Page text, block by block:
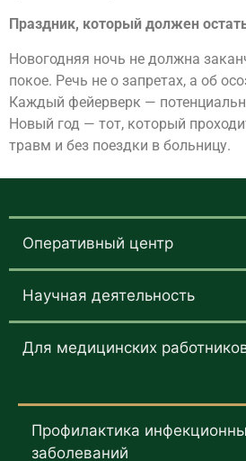
Праздник, который должен
Новогодняя ночь не должна
покое. Речь не о запретах, а об
Каждый фейерверк —
Новый год — тот, который
травм и без поездки в больницу.
Оперативный центр
Научная деятельность
Для медицинских
Профилактика
заболеваний